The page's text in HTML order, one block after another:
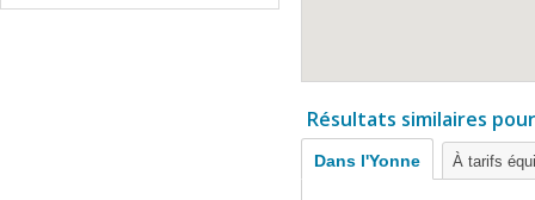
Résultats similaires
Dans l'Yonne À tarifs